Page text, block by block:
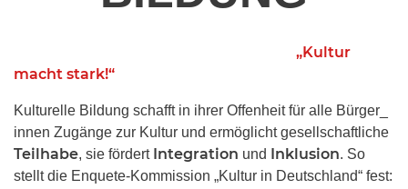
„Kultur
macht stark!“
Kulturelle Bildung schafft in ihrer Offenheit für alle Bürger_
innen Zugänge zur Kultur und ermöglicht gesellschaftliche
Teilhabe, sie fördert Integration und Inklusion. So
stellt die Enquete-Kommission „Kultur in Deutschland“ fest: